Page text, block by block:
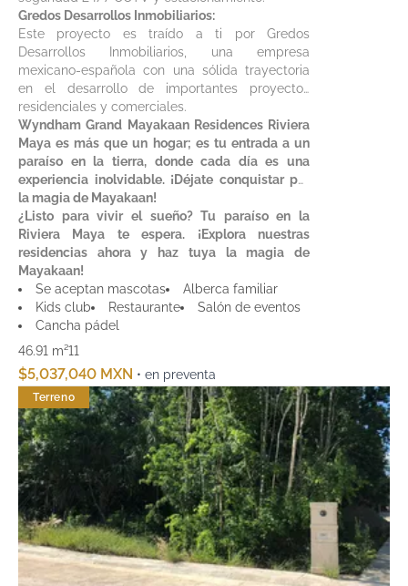
Gredos Desarrollos Inmobiliarios:
Este proyecto es traído a ti por Gredos
Desarrollos Inmobiliarios, una empresa
mexicano-española con una sólida trayectoria
en el desarrollo de importantes proyectos
residenciales y comerciales.
Wyndham Grand Mayakaan Residences Riviera
Maya es más que un hogar; es tu entrada a un
paraíso en la tierra, donde cada día es una
experiencia inolvidable. ¡Déjate conquistar por
la magia de Mayakaan!
¿Listo para vivir el sueño? Tu paraíso en la
Riviera Maya te espera. ¡Explora nuestras
residencias ahora y haz tuya la magia de
Mayakaan!
Se aceptan mascotas
Alberca familiar
Kids club
Restaurante
Salón de eventos
Cancha pádel
46.91 m²11
$5,037,040 MXN • en preventa
Terreno